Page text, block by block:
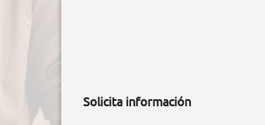
Solicita información